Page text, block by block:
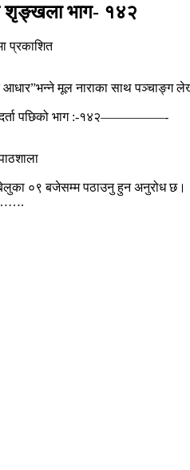
शृङ्खला भाग- १४२
प्रकाशित
मूल नाराका साथ पञ्चाङ्ग
दर्ता पछिको भाग :-१४२—————-
०९ बजेसम्म पठाउनु हुन अनुरोध छ।